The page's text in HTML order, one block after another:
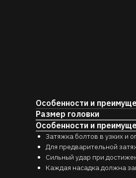
Особенности и
Размер головки
Особенности и
Затяжка болтов в узких и
Для предварительной
Сильный удар при
Каждая насадка должна